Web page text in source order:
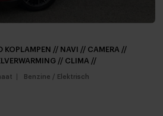
regeling
hoogte verstelbaar
// NAVI // CAMERA //
// CLIMA //
Benzine / Elektrisch